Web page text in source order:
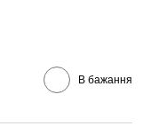
В бажання